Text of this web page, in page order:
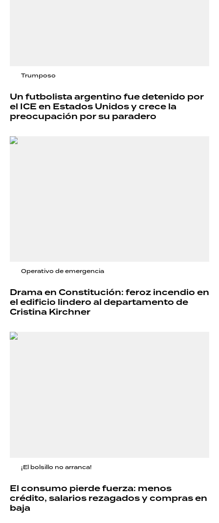
Trumposo
Un futbolista argentino fue detenido por
el ICE en Estados Unidos y crece la
preocupación por su paradero
Operativo de emergencia
Drama en Constitución: feroz incendio en
el edificio lindero al departamento de
Cristina Kirchner
¡El bolsillo no arranca!
El consumo pierde fuerza: menos
crédito, salarios rezagados y compras en
baja